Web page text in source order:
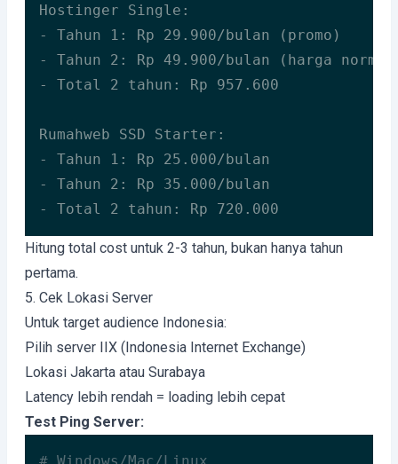
Hostinger Single:
- Tahun 1: Rp 29.900/bulan (promo)
- Tahun 2: Rp 49.900/bulan (harga
- Total 2 tahun: Rp 957.600
Rumahweb SSD Starter:
- Tahun 1: Rp 25.000/bulan
- Tahun 2: Rp 35.000/bulan
- Total 2 tahun: Rp 720.000
Hitung total cost untuk 2-3 tahun, bukan hanya tahun
pertama.
5. Cek Lokasi Server
Untuk target audience Indonesia:
Pilih server IIX (Indonesia Internet Exchange)
Lokasi Jakarta atau Surabaya
Latency lebih rendah = loading lebih cepat
Test Ping Server:
# Windows/Mac/Linux